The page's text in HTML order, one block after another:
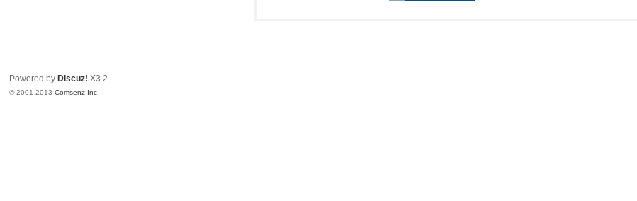
Powered by Discuz! X3.2
© 2001-2013Comsenz Inc.